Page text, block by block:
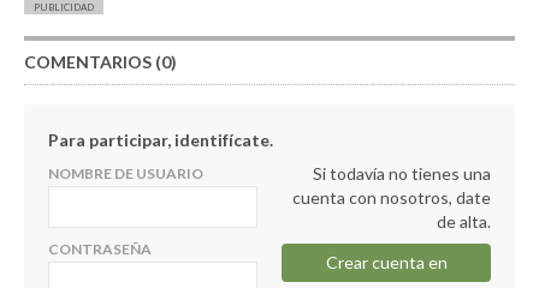
PUBLICIDAD
COMENTARIOS (0)
Para participar, identifícate.
NOMBRE DE USUARIO
CONTRASEÑA
Si todavía no tienes una
cuenta con nosotros, date
de alta.
Crear cuenta en